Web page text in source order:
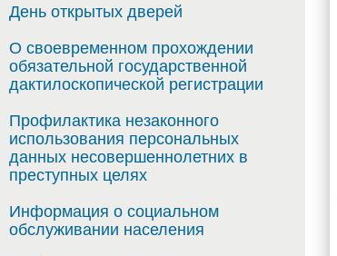
День открытых дверей
О своевременном прохождении
обязательной государственной
дактилоскопической регистрации
Профилактика незаконного
использования персональных
данных несовершеннолетних в
преступных целях
Информация о социальном
обслуживании населения